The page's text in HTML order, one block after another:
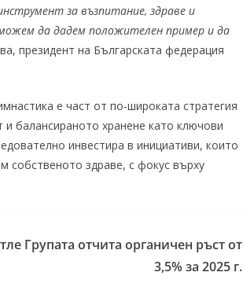
за възпитание, здраве и
да дадем положителен пример и да
президент на Българската федерация
е част от по-широката стратегия
балансираното хранене като ключови
инвестира в инициативи, които
собственото здраве, с фокус върху
Групата отчита органичен ръст от
3,5% за 2025 г.